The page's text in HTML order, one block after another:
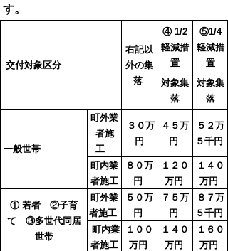
す。
交付対象区分
右記以
外の集
落
④ 1/2
軽減措
置
対象集
落
⑤1/4
軽減措
置
対象集
落
一般世帯
町外業
者施
工
３０万
円
４５万
円
５２万
５千円
町内業
者施工
８０万
円
１２０
万円
１４０
万円
① 若者 ②子育
て ③多世代同居
世帯
町外業
者施工
５０万
円
７５万
円
８７万
５千円
町内業
者施工
１００
万円
１４０
万円
１６０
万円